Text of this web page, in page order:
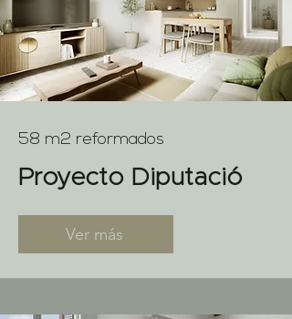
58 m2 reformados
Proyecto Diputació
Ver más